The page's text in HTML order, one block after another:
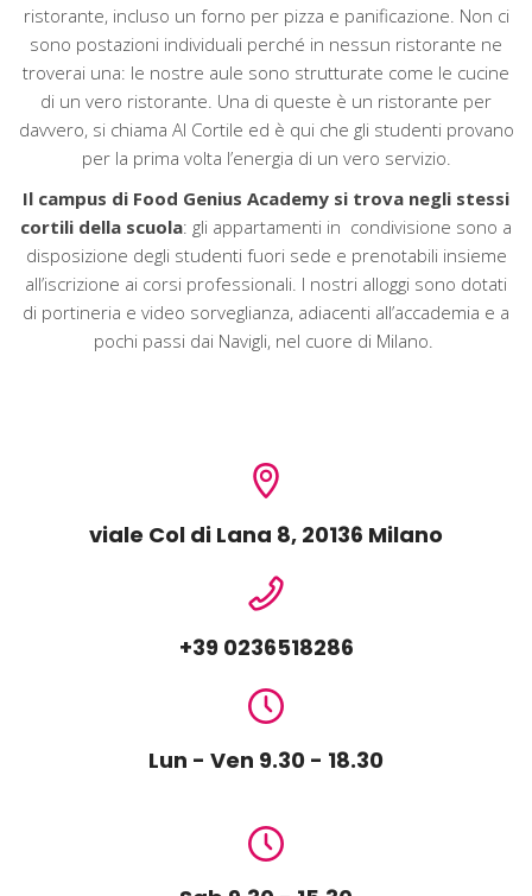
ristorante, incluso un forno per pizza e panificazione. Non ci
sono postazioni individuali perché in nessun ristorante ne
troverai una: le nostre aule sono strutturate come le cucine
di un vero ristorante. Una di queste è un ristorante per
davvero, si chiama Al Cortile ed è qui che gli studenti provano
per la prima volta l’energia di un vero servizio.
Il campus di Food Genius Academy si trova negli stessi
cortili della scuola: gli appartamenti in condivisione sono a
disposizione degli studenti fuori sede e prenotabili insieme
all’iscrizione ai corsi professionali. I nostri alloggi sono dotati
di portineria e video sorveglianza, adiacenti all’accademia e a
pochi passi dai Navigli, nel cuore di Milano.
viale Col di Lana 8, 20136 Milano
+39 0236518286
Lun - Ven 9.30 - 18.30